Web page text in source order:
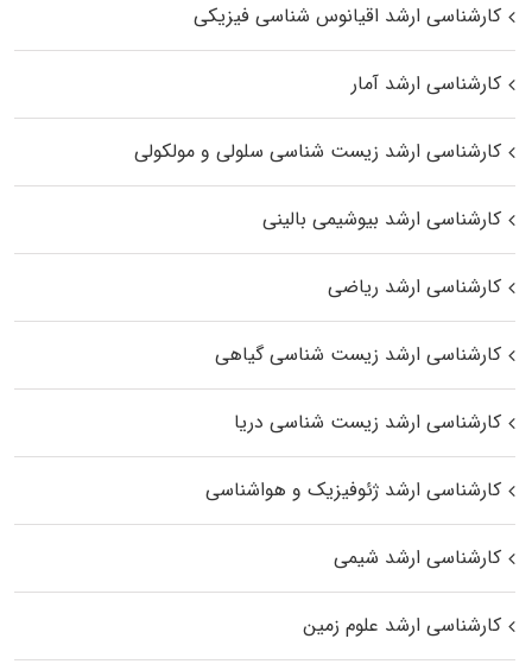
کارشناسی ارشد اقیانوس‌ شناسی فیزیکی
کارشناسی ارشد آمار
کارشناسی ارشد زیست شناسی سلولی و مولکولی
کارشناسی ارشد بیوشیمی بالینی
کارشناسی ارشد ریاضی
کارشناسی ارشد زیست‌ شناسی گیاهی
کارشناسی ارشد زیست‌ شناسی دریا
کارشناسی ارشد ژئوفیزیک و هواشناسی
کارشناسی ارشد شیمی
کارشناسی ارشد علوم زمین